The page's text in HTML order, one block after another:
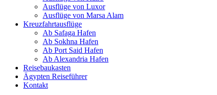
Ausflüge von Luxor
Ausflüge von Marsa Alam
Kreuzfahrtausflüge
Ab Safaga Hafen
Ab Sokhna Hafen
Ab Port Said Hafen
Ab Alexandria Hafen
Reisebaukasten
Ägypten Reiseführer
Kontakt